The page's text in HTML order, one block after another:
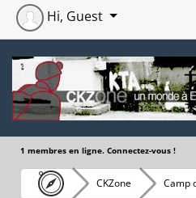
Hi, Guest
1 membres en ligne. Connectez-vous !
CKZone Camp